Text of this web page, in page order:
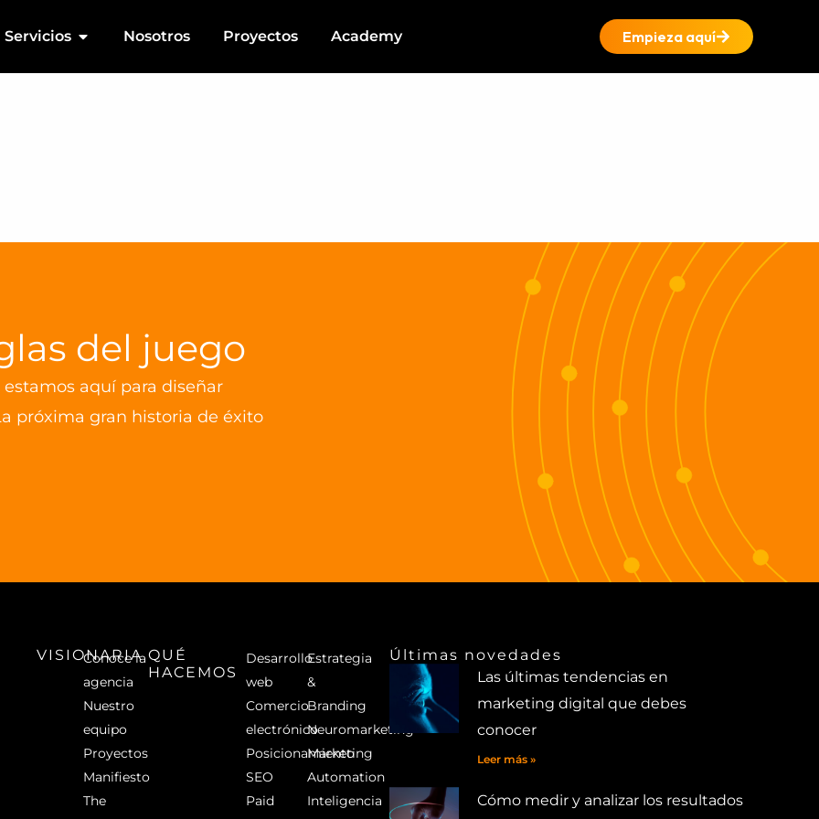
Servicios Open Servicios
Nosotros Proyectos Academy Empieza aquí
del juego
aquí para diseñar
próxima gran historia de éxito
VISIONARIA
Conoce la
agencia
Nuestro
equipo
Proyectos
Manifiesto
The
QUÉ
HACEMOS
Desarrollo
web
Comercio
electrónico
Posicionamiento
SEO
Paid
Estrategia
&
Branding
Neuromarketing
Marketing
Automation
Inteligencia
Últimas novedades
Las últimas tendencias en
marketing digital que debes
conocer
Leer más »
Cómo medir y analizar los resultados